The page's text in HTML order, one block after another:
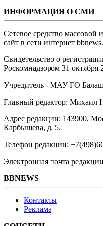
ИНФОРМАЦИЯ О СМИ
Сетевое средство
сайт в сети интернет
Свидетельство о
Роскомнадзором 31 октября
Учредитель - МАУ ГО
Главный редактор: Михаил
Адрес редакции: 143900,
Карбышева, д. 5.
Телефон редакции:
Электронная почта
BBNEWS
Контакты
Реклама